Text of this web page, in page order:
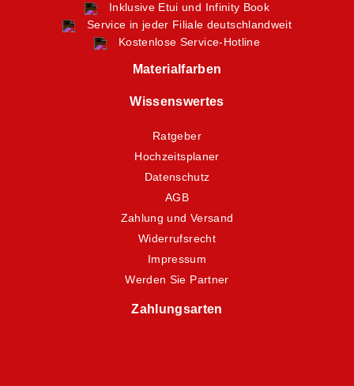
Inklusive Etui und Infinity Book
Service in jeder Filiale deutschlandweit
Kostenlose Service-Hotline
Materialfarben
Wissenswertes
Ratgeber
Hochzeitsplaner
Datenschutz
AGB
Zahlung und Versand
Widerrufsrecht
Impressum
Werden Sie Partner
Zahlungsarten